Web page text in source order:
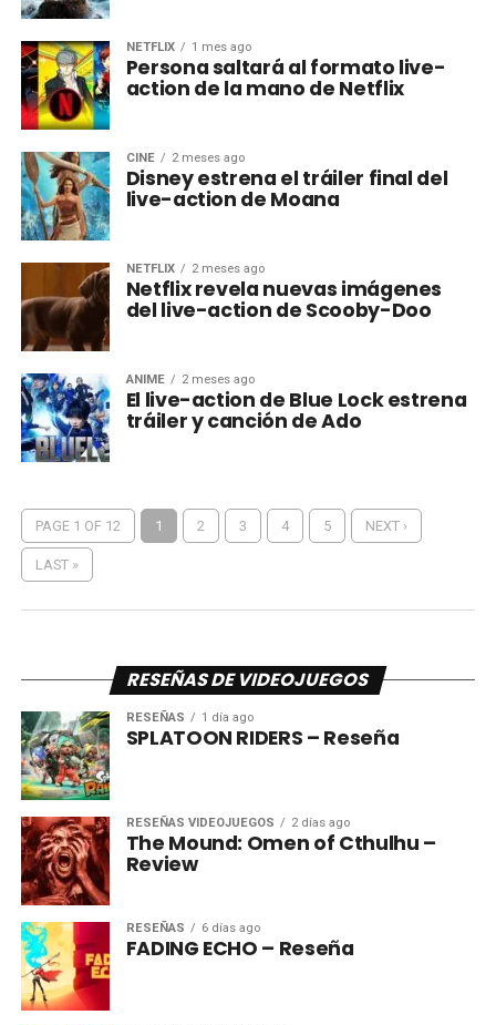
NETFLIX 1 mes ago
Persona saltará al formato live-
action de la mano de Netflix
CINE 2 meses ago
Disney estrena el tráiler final del
live-action de Moana
NETFLIX 2 meses ago
Netflix revela nuevas imágenes
del live-action de Scooby-Doo
ANIME 2 meses ago
El live-action de Blue Lock estrena
tráiler y canción de Ado
PAGE 1 OF 12 1 2 3 4 5 NEXT ›
LAST »
RESEÑAS DE VIDEOJUEGOS
RESEÑAS 1 día ago
SPLATOON RIDERS – Reseña
RESEÑAS VIDEOJUEGOS 2 días ago
The Mound: Omen of Cthulhu –
Review
RESEÑAS 6 días ago
FADING ECHO – Reseña